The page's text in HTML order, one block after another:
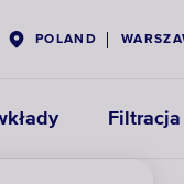
POLAND